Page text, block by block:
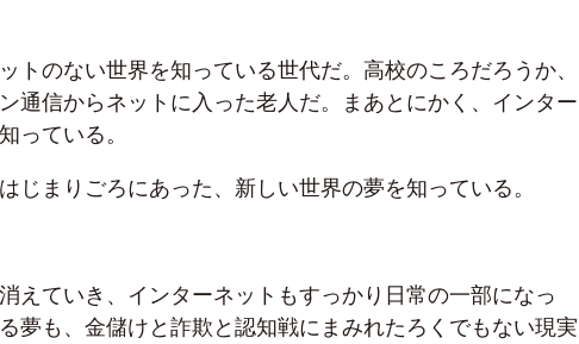
トのない世界を知っている世代だ。高校のころだろうか、
通信からネットに入った老人だ。まあとにかく、インター
っている。
じまりごろにあった、新しい世界の夢を知っている。
えていき、インターネットもすっかり日常の一部になっ
夢も、金儲けと詐欺と認知戦にまみれたろくでもない現実